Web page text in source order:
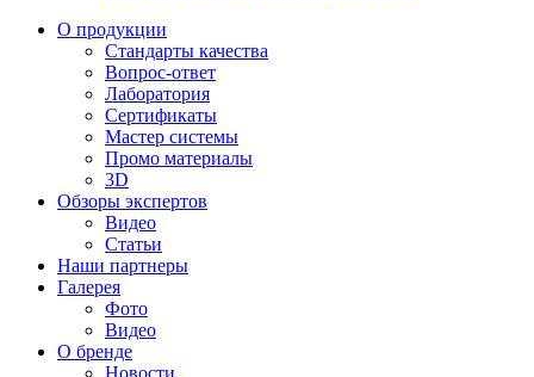
О продукции
Стандарты качества
Вопрос-ответ
Лаборатория
Сертификаты
Мастер системы
Промо материалы
3D
Обзоры экспертов
Видео
Статьи
Наши партнеры
Галерея
Фото
Видео
О бренде
Новости